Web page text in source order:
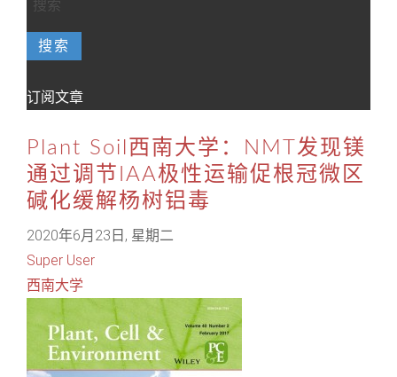
搜索
订阅文章
Plant Soil西南大学：NMT发现镁
通过调节IAA极性运输促根冠微区
碱化缓解杨树铝毒
2020年6月23日, 星期二
Super User
西南大学